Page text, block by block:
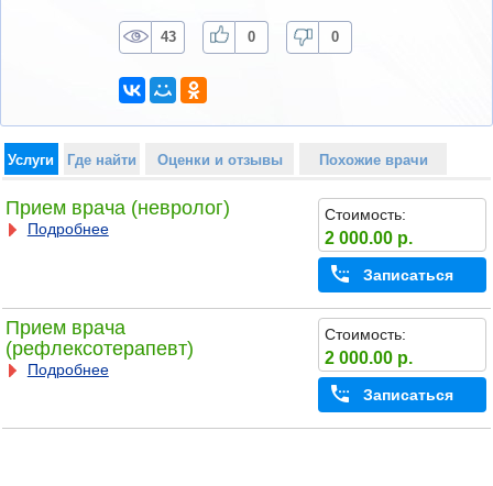
43 0 0
Услуги Где найти Оценки и отзывы Похожие врачи
Прием врача (невролог)
Подробнее
Стоимость:
2 000.00 р.
Записаться
Прием врача
(рефлексотерапевт)
Подробнее
Стоимость:
2 000.00 р.
Записаться